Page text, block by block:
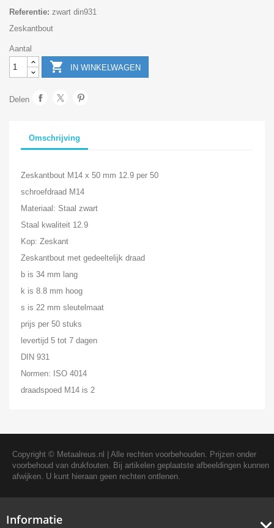
Referentie: zwart din931
Zeskantbout
Aantal
 IN WINKELWAGEN
Delen
Omschrijving
Zeskantbout M14 x 50 mm 12.9 per 50
schroefdraad M14
Materiaal: Staal zwart
Staal kwaliteit 12.9
Kop: Zeskant
Zeskantbout met gedeeltelijk draad
b is 34 mm lang
k is 8.8 mm hoog
s is 22 mm sleutelmaat
prijs per 50 stuks
levertijd 5 tot 7 dagen
DIN 931
Normen: ISO 4014
draadspoed M14 is 2
Copyright © Metaalreus.nl
| Alle rechten voorbehouden. Prijzen onder
voorbehoud van drukfouten. Bij artikelen geplaatste afbeeldingen kunnen
afwijken. U kunt hieraan geen rechten ontlenen.
Informatie